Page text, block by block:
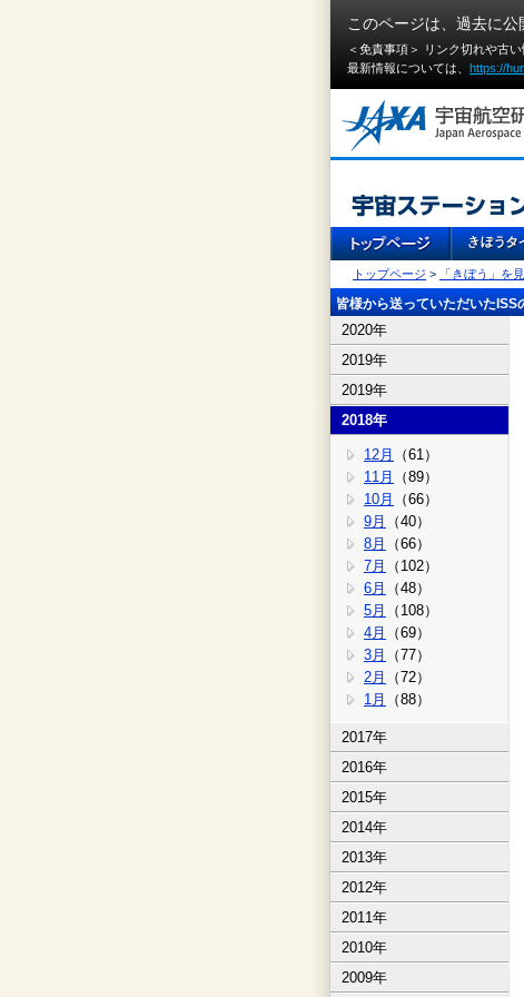
このページは、過去に公
＜免責事項＞ リンク切れや古
最新情報については、 https://
トップページ > 「きぼう」を
皆様から送っていただいたISS
2020年
2019年
2019年
2018年
12月
（61）
11月
（89）
10月
（66）
9月
（40）
8月
（66）
7月
（102）
6月
（48）
5月
（108）
4月
（69）
3月
（77）
2月
（72）
1月
（88）
2017年
2016年
2015年
2014年
2013年
2012年
2011年
2010年
2009年